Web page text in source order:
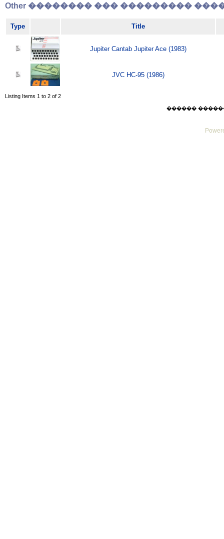
Other �������� ��� ���������
Type Title
Jupiter Cantab Jupiter Ace (1983)
JVC HC-95 (1986)
Listing Items 1 to 2 of 2
������ ������